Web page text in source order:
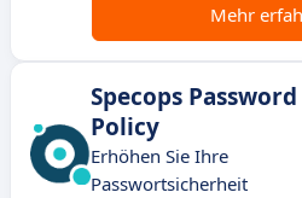
Mehr
Specops Password
Policy
Erhöhen Sie Ihre
Passwortsicherheit